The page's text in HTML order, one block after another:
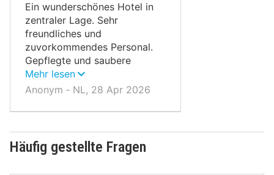
Ein wunderschönes Hotel in
zentraler Lage. Sehr
freundliches und
zuvorkommendes Personal.
Gepflegte und saubere
Zimmer.
Mehr lesen
Anonym ‐ NL, 28 Apr 2026
Häufig gestellte Fragen